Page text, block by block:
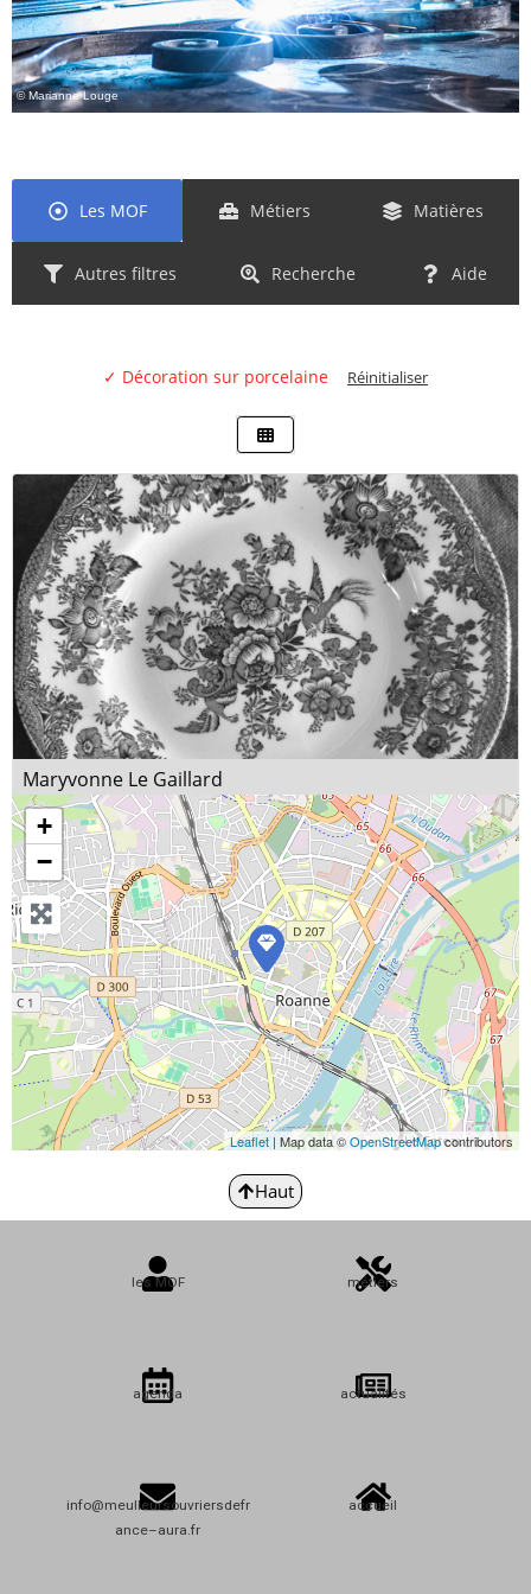
© Marianne Louge
Les MOF Métiers Matières
Autres filtres Recherche Aide
✓ Décoration sur porcelaine Réinitialiser
Maryvonne Le Gaillard
Décoration sur porcelaine
Métier d'art Localisation
+
−
Leaflet | Map data ©OpenStreetMapcontributors
Haut
les MOF métiers
agenda actualités
info@meulleursouvriersdefr
ance–aura.fr
accueil